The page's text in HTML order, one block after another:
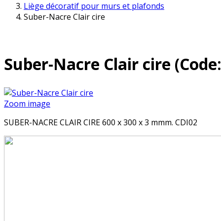
Liège décoratif pour murs et plafonds
Suber-Nacre Clair cire
Suber-Nacre Clair cire (Code:
Zoom image
SUBER-NACRE CLAIR CIRE 600 x 300 x 3 mmm. CDI02